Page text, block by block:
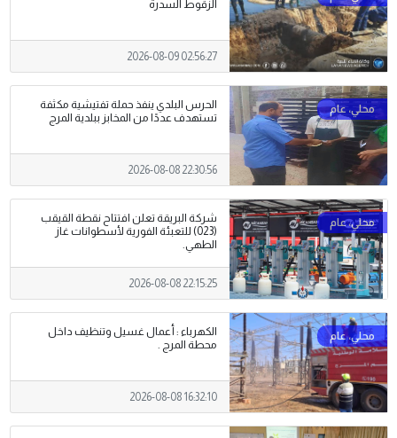
الزقوط السدرة
2026-08-09 02:56:27
الحرس البلدي ينفذ حملة تفتيشية مكثفة
تستهدف عددًا من المخابز ببلدية المرج
2026-08-08 22:30:56
شركة البريقة تعلن افتتاح نقطة القيقب
(023) للتعبئة الفورية لأسطوانات غاز
الطهي.
2026-08-08 22:15:25
الكهرباء : أعمال غسيل وتنظيف داخل
محطة المرج .
2026-08-08 16:32:10